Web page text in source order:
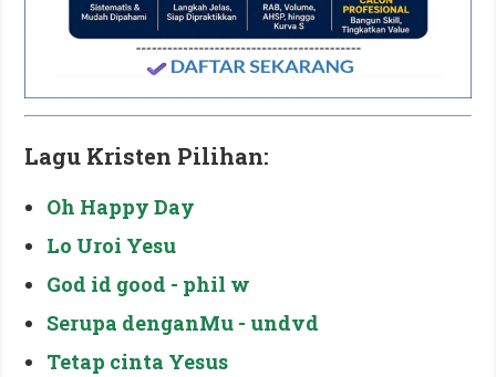
Lagu Kristen Pilihan:
Oh Happy Day
Lo Uroi Yesu
God id good - phil w
Serupa denganMu - undvd
Tetap cinta Yesus